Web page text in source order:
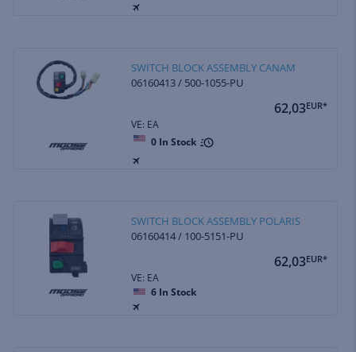
SWITCH BLOCK ASSEMBLY CANAM
06160413 / 500-1055-PU
62,03EUR*
VE: EA
0 In Stock
SWITCH BLOCK ASSEMBLY POLARIS
06160414 / 100-5151-PU
62,03EUR*
VE: EA
6 In Stock